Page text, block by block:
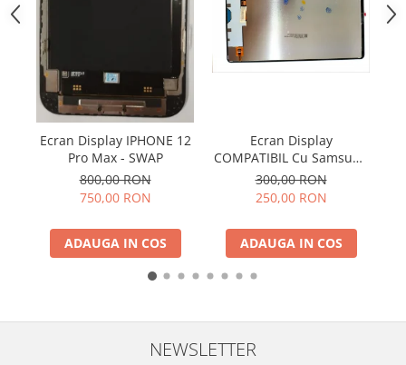
SERIA X
SERIA 11
SERIA 12
SERIA 13
SERIA 14
Ecrane Pentru MOTOROLA
MOTOROLA COMPATIBILE
Ecran Display IPHONE 12
Pro Max - SWAP
800,00 RON
750,00 RON
ADAUGA IN COS
Ecran Display
COMPATIBIL Cu Samsung
TAB S9 FE 5G 2023 / X510
/ X516 Fara Rama
300,00 RON
250,00 RON
ADAUGA IN COS
NEWSLETTER